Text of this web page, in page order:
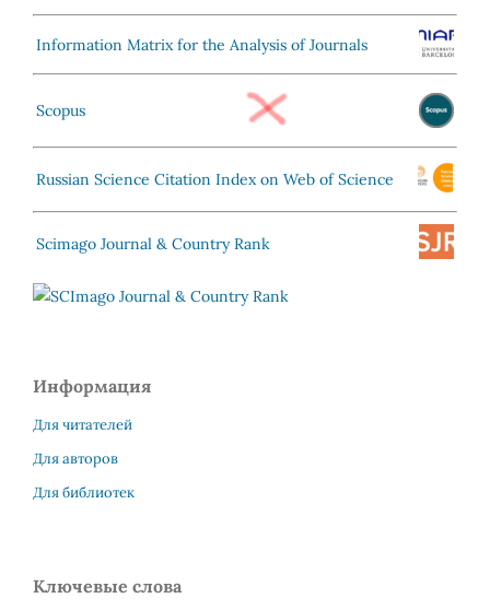
Information Matrix for the Analysis of Journals
Scopus
Russian Science Citation Index on Web of Science
Scimago Journal & Country Rank
Информация
Для читателей
Для авторов
Для библиотек
Ключевые слова